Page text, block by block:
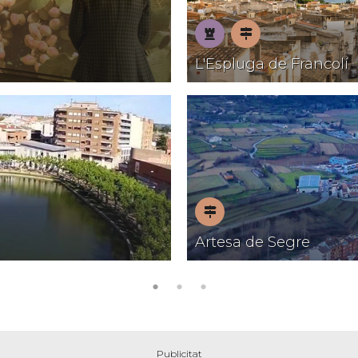
Patrimoni
Pobles
amb
encant
L'Espluga de Francolí
Pobles
amb
Artesa de Segre